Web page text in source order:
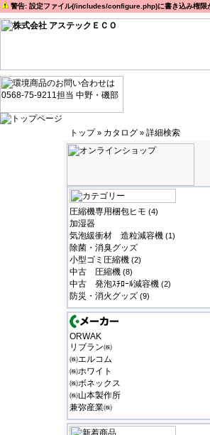
警告: 設定ファイル(/includes/configure.php)に書き込み権
トップ» カタログ » 詳細検索
圧縮機専用梱包ヒモ (4)
加湿器
気泡緩衝材 造粒減容機 (1)
除菌・消臭グッズ
小型ゴミ圧縮機 (2)
中古 圧縮機 (8)
中古 発泡ｽﾁﾛｰﾙ減容機 (2)
防災・消火グッズ (9)
ORWAK
リブラン㈱
㈱エルコム
㈱ホワイト
㈱ボネックス
㈱山本製作所
兼弥産業㈱